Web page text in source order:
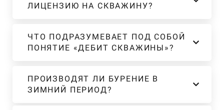
ЛИЦЕНЗИЮ НА СКВАЖИНУ?
ЧТО ПОДРАЗУМЕВАЕТ ПОД СОБОЙ
ПОНЯТИЕ «ДЕБИТ СКВАЖИНЫ»?
ПРОИЗВОДЯТ ЛИ БУРЕНИЕ В
ЗИМНИЙ ПЕРИОД?